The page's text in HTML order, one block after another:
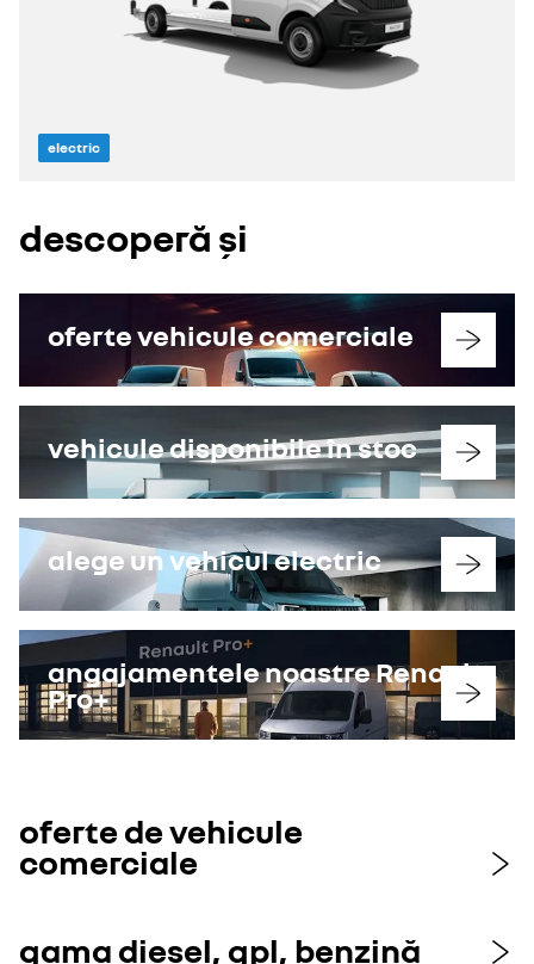
electric
descoperă și
oferte vehicule comerciale
vehicule disponibile în stoc
alege un vehicul electric
angajamentele noastre Renault
Pro+
oferte de vehicule
comerciale
gama diesel, gpl, benzină